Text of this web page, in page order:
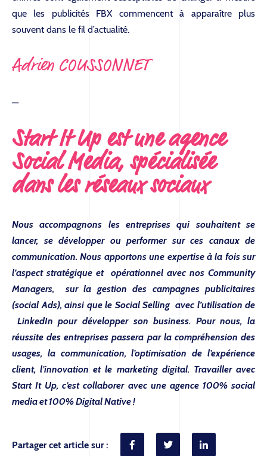
que les publicités FBX commencent à apparaître plus
souvent dans le fil d’actualité.
Adrien COUSSONNET
—
Start It Up est une agence
Social Media, spécialisée
dans les réseaux sociaux
Nous accompagnons les entreprises qui souhaitent se
lancer, se développer ou performer sur ces canaux de
communication. Nous apportons une expertise à la fois sur
l’aspect stratégique et opérationnel avec nos Community
Managers, sur la gestion des campagnes publicitaires
(social Ads), ainsi que le Social Selling avec l’utilisation de
LinkedIn pour développer son business. Pour nous, la
réussite des entreprises passera par la compréhension des
usages, la communication, l’optimisation de l’expérience
client, l’innovation et le marketing digital. Travailler avec
Start It Up, c’est collaborer avec une agence 100% social
media et 100% Digital Native !
Partager cet article sur :